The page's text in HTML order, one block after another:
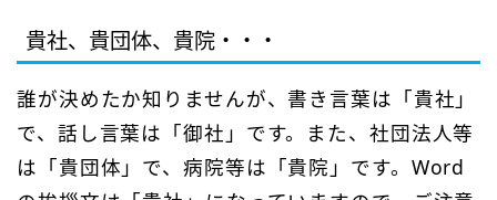
貴社、貴団体、貴院・・・
誰が決めたか知りませんが、書き言葉は「貴社」
で、話し言葉は「御社」です。また、社団法人等
は「貴団体」で、病院等は「貴院」です。Word